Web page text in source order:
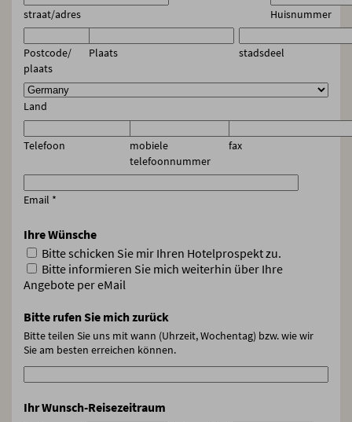
straat/adres Huisnummer
Postcode/
plaats
Plaats stadsdeel
Land
Telefoon
mobiele
telefoonnummer
fax
Email *
Ihre Wünsche
Bitte schicken Sie mir Ihren Hotelprospekt zu.
Bitte informieren Sie mich weiterhin über Ihre
Angebote per eMail
Bitte rufen Sie mich zurück
Bitte teilen Sie uns mit wann (Uhrzeit, Wochentag) bzw. wie wir
Sie am besten erreichen können.
Ihr Wunsch-Reisezeitraum